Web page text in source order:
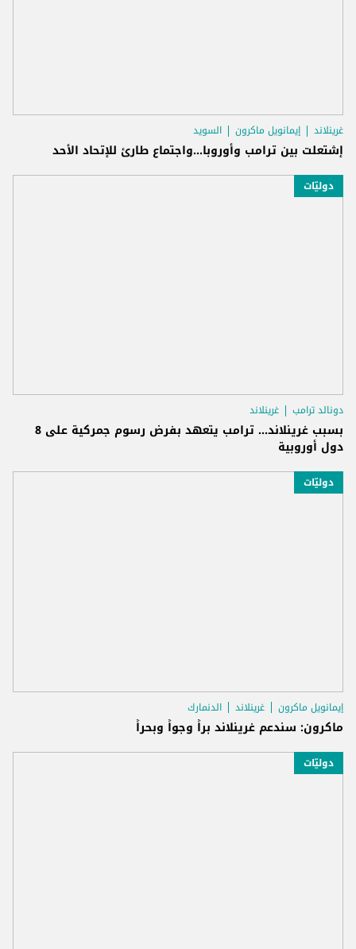
غرينلاند إيمانويل ماكرون السويد
إشتعلت بين ترامب وأوروبا...واجتماع طارئ للإتحاد الأحد
دوليّات
دونالد ترامب غرينلاند
بسبب غرينلاند... ترامب يتعهد بفرض رسوم جمركية على 8
دول أوروبية
دوليّات
إيمانويل ماكرون غرينلاند الدنمارك
ماكرون: سندعم غرينلاند براً وجواً وبحراً
دوليّات